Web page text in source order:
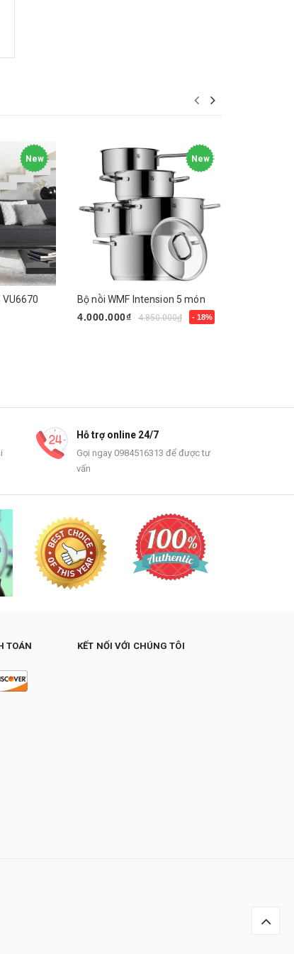
New New
Bộ nồi WMF Intension 5 món
4.000.000₫
4.850.000₫ - 18%
Hỗ trợ online 24/7
Gọi ngay 0984516313 để được tư
vấn
TOÁN KẾT NỐI VỚI CHÚNG TÔI